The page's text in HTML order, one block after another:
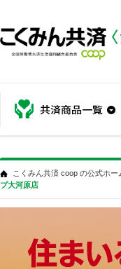
こくみん共済 coop の公式ホー
プ大河原店